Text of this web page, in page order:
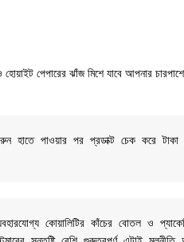
পেপারের ঝাঁজ মিশে যাবে আপনার
হাতে পাওয়ার পর প্রডাক্ট চেক করে
কোয়ালিটির কাঁচের বোতল ও